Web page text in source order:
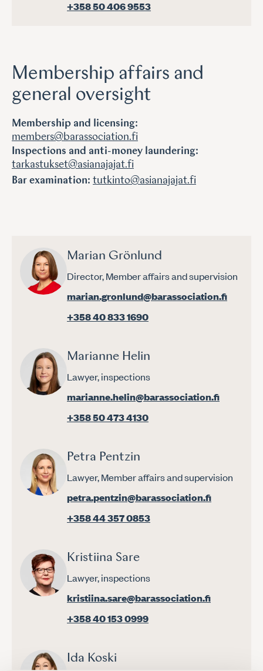
+358 50 406 9553
Membership affairs and
general oversight
Membership and licensing:
members@barassociation.fi
Inspections and anti-money laundering:
tarkastukset@asianajajat.fi
Bar examination: tutkinto@asianajajat.fi
Marian Grönlund
Director, Member affairs and supervision
marian.gronlund@barassociation.fi
+358 40 833 1690
Marianne Helin
Lawyer, inspections
marianne.helin@barassociation.fi
+358 50 473 4130
Petra Pentzin
Lawyer, Member affairs and supervision
petra.pentzin@barassociation.fi
+358 44 357 0853
Kristiina Sare
Lawyer, inspections
kristiina.sare@barassociation.fi
+358 40 153 0999
Ida Koski